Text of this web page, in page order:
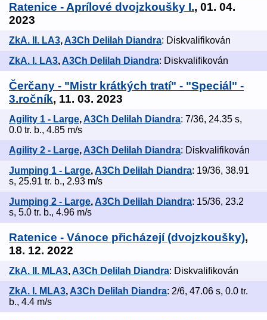
Ratenice - Aprílové dvojzkoušky I., 01. 04.
2023
ZkA. II. LA3,A3Ch Delilah Diandra: Diskvalifikován
ZkA. I. LA3, A3Ch Delilah Diandra: Diskvalifikován
Čerčany - "Mistr krátkých tratí" - "Speciál" -
3.ročník, 11. 03. 2023
Agility 1 - Large,A3Ch Delilah Diandra: 7/36, 24.35 s,
0.0 tr. b., 4.85 m/s
Agility 2 - Large, A3Ch Delilah Diandra: Diskvalifikován
Jumping 1 - Large,A3Ch Delilah Diandra: 19/36, 38.91
s, 25.91 tr. b., 2.93 m/s
Jumping 2 - Large, A3Ch Delilah Diandra: 15/36, 23.2
s, 5.0 tr. b., 4.96 m/s
Ratenice - Vánoce přicházejí (dvojzkoušky),
18. 12. 2022
ZkA. II. MLA3,A3Ch Delilah Diandra: Diskvalifikován
ZkA. I. MLA3, A3Ch Delilah Diandra: 2/6, 47.06 s, 0.0 tr.
b., 4.4 m/s